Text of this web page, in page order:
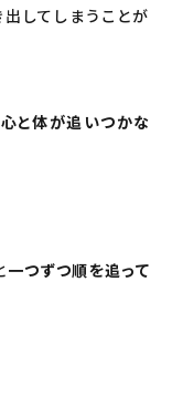
してしまうことが
と体が追いつかな
一つずつ順を追って